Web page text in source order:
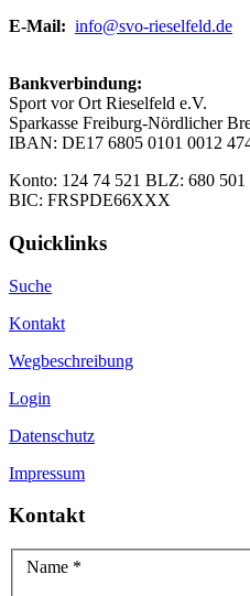
E-Mail: info@svo-rieselfeld.de
Bankverbindung:
Sport vor Ort Rieselfeld e.V.
Sparkasse Freiburg-Nördlicher
IBAN: DE17 6805 0101 0012
Konto: 124 74 521 BLZ: 680 501
BIC: FRSPDE66XXX
Quicklinks
Suche
Kontakt
Wegbeschreibung
Login
Datenschutz
Impressum
Kontakt
Name *